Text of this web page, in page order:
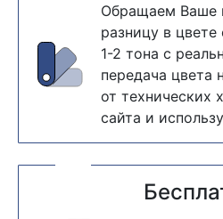
Обращаем Ваше
разницу в
1-2 тона с
передача цвета
от технических
сайта и